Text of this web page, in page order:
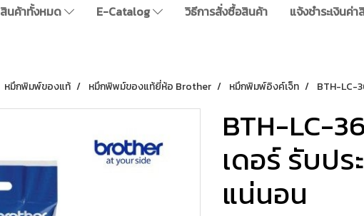
สินค้าทั้งหมด E-Catalog วิธีการสั่งซื้อสินค้า แจ้งชำระเงินค่
หมึกพิมพ์ของแท้ หมึกพิพม์ของแท้ยี่ห้อ Brother หมึกพิมพ์อิงค์เจ็ท BTH-LC-
BTH-LC-
เดอร์ รับป
แน่นอน